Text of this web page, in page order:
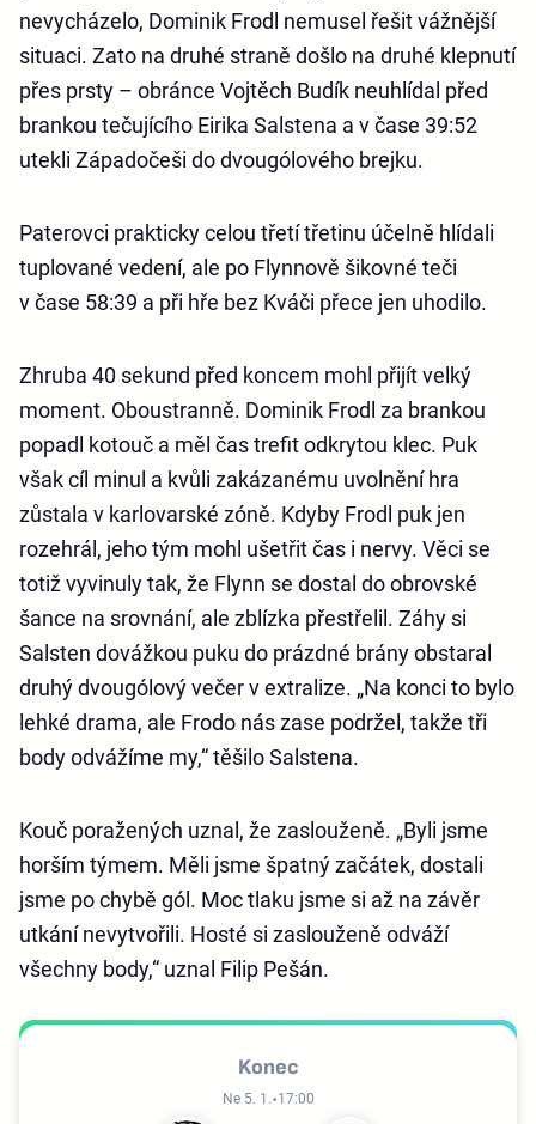
nevycházelo, Dominik Frodl nemusel řešit vážnější
situaci. Zato na druhé straně došlo na druhé klepnutí
přes prsty – obránce Vojtěch Budík neuhlídal před
brankou tečujícího Eirika Salstena a v čase 39:52
utekli Západočeši do dvougólového brejku.
Paterovci prakticky celou třetí třetinu účelně hlídali
tuplované vedení, ale po Flynnově šikovné teči
v čase 58:39 a při hře bez Kváči přece jen uhodilo.
Zhruba 40 sekund před koncem mohl přijít velký
moment. Oboustranně. Dominik Frodl za brankou
popadl kotouč a měl čas trefit odkrytou klec. Puk
však cíl minul a kvůli zakázanému uvolnění hra
zůstala v karlovarské zóně. Kdyby Frodl puk jen
rozehrál, jeho tým mohl ušetřit čas i nervy. Věci se
totiž vyvinuly tak, že Flynn se dostal do obrovské
šance na srovnání, ale zblízka přestřelil. Záhy si
Salsten dovážkou puku do prázdné brány obstaral
druhý dvougólový večer v extralize. „Na konci to bylo
lehké drama, ale Frodo nás zase podržel, takže tři
body odvážíme my,“ těšilo Salstena.
Kouč poražených uznal, že zaslouženě. „Byli jsme
horším týmem. Měli jsme špatný začátek, dostali
jsme po chybě gól. Moc tlaku jsme si až na závěr
utkání nevytvořili. Hosté si zaslouženě odváží
všechny body,“ uznal Filip Pešán.
Konec
Ne 5. 1. 17:00